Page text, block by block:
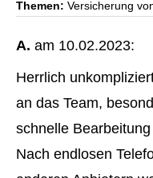
Themen: Versicherung
A. am 10.02.2023:
Herrlich
an das Team,
schnelle
Nach endlosen